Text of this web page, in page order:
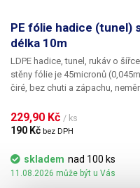
PE fólie hadice (tunel)
délka 10m
LDPE hadice, tunel, rukáv o
stěny fólie je 45micronů (0,045mm). ​Polyetylénové
čiré, bez chuti a zápachu,
odolné proti mrazu a vlhkosti.
obalů jakéhokoliv zboží. PE
recyklovatelné a jsou vhodné i
dispozici). Jako obalový
477/2001 Sb. (zákon o
svářečkami z naší nabídky. Cena je za roli 10 metrů. Materiál: LD-PE (Low
229,90 Kč / ks
190 Kč bez DPH
skladem nad 100 ks
11.08.2026 může být u Vás